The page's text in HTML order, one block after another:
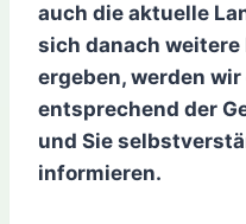
auch die aktuelle
sich danach
ergeben, werden
entsprechend der
und Sie
informieren.